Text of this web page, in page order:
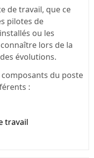
de travail, que ce
pilotes de
ou les
lors de la
évolutions.
du poste
:
travail